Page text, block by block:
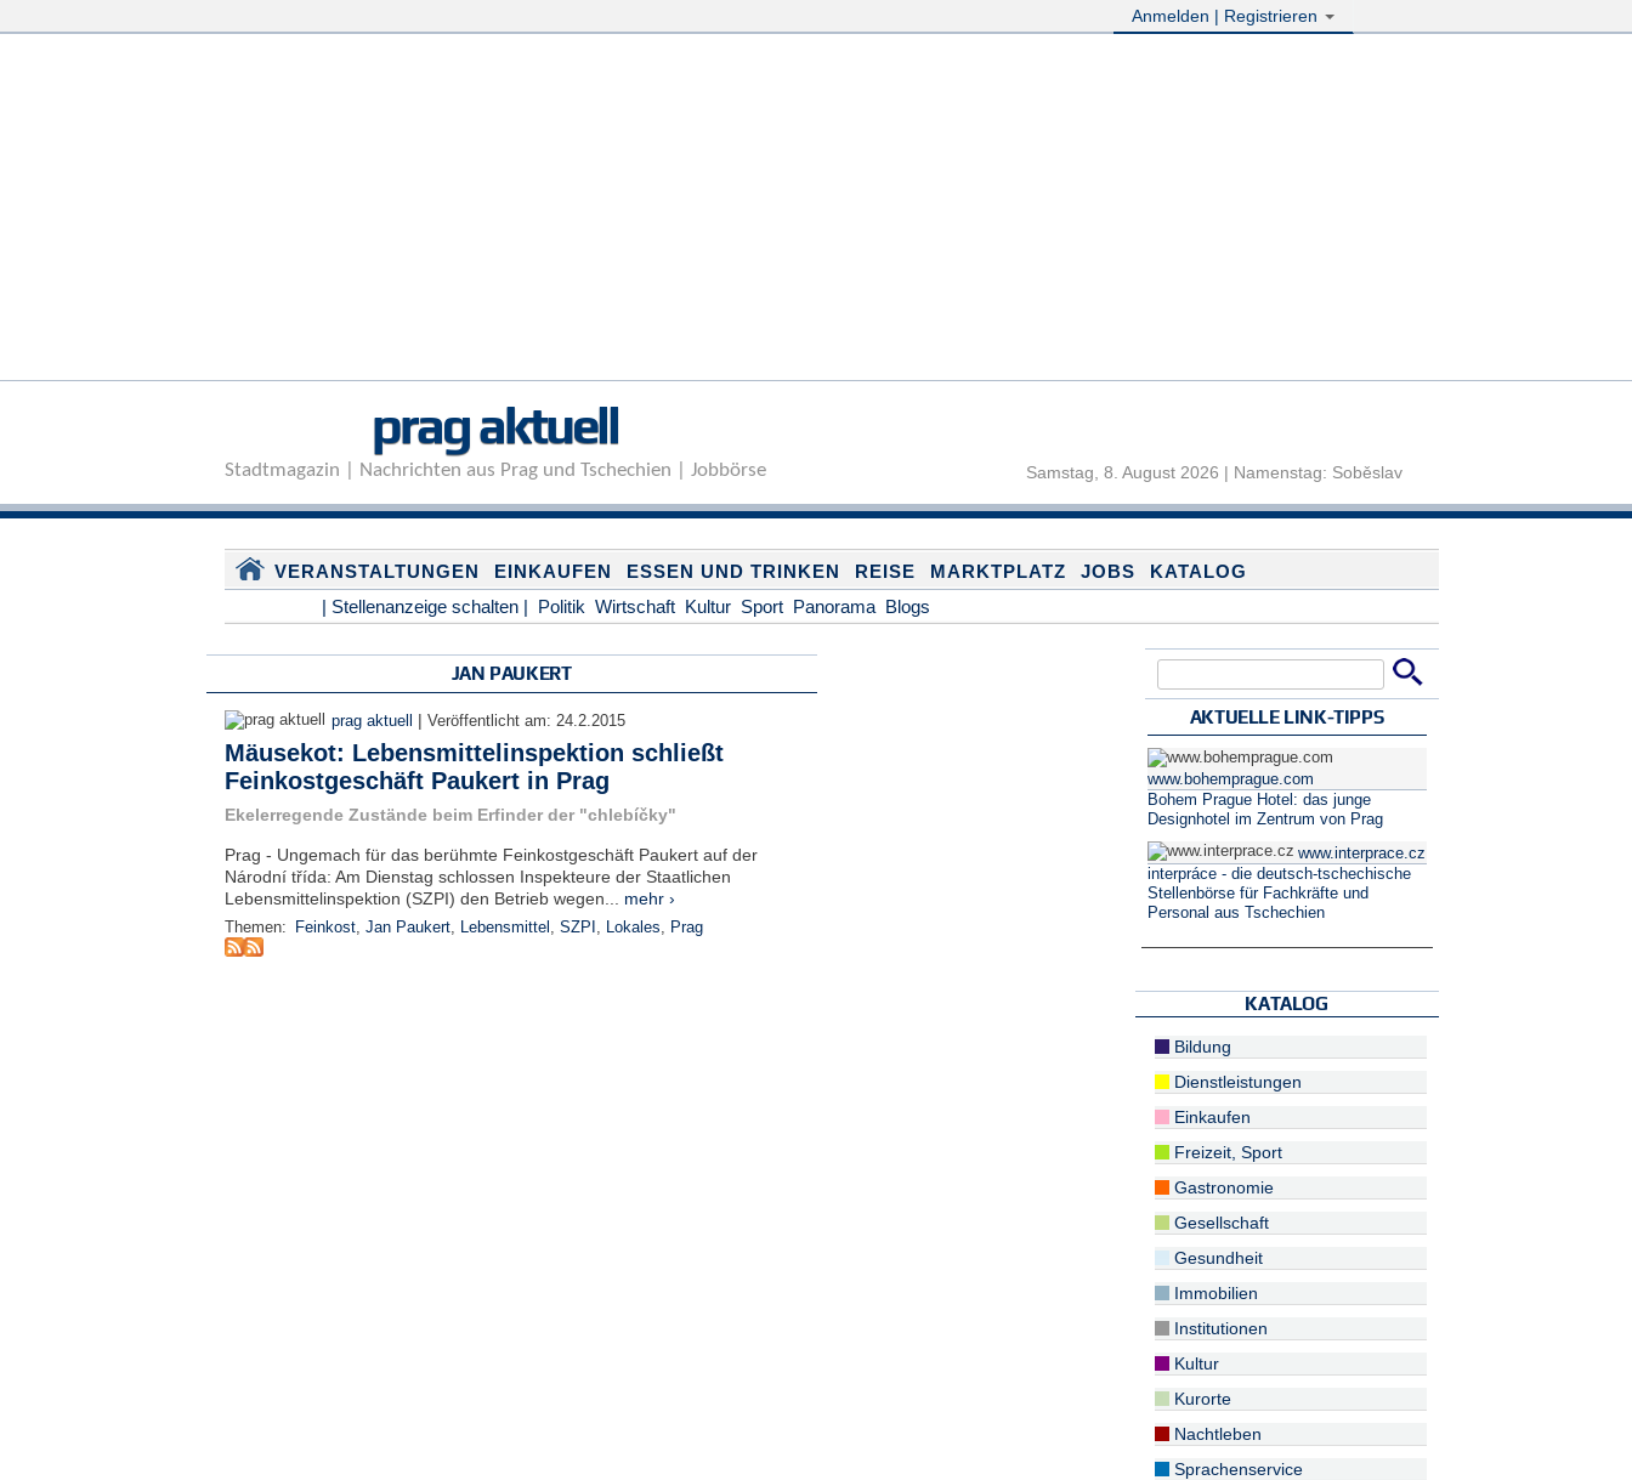
Anmelden | Registrieren
prag aktuell
Stadtmagazin | Nachrichten aus Prag und Tschechien | Jobbörse Samstag, 8. August 2026 | Namenstag: Soběslav
VERANSTALTUNGEN EINKAUFEN ESSEN UND TRINKEN REISE MARKTPLATZ JOBS
KATALOG
| Stellenanzeige schalten | Politik Wirtschaft Kultur Sport Panorama Blogs
JAN PAUKERT
prag aktuell | Veröffentlicht am: 24.2.2015
Mäusekot: Lebensmittelinspektion schließt
Feinkostgeschäft Paukert in Prag
Ekelerregende Zustände beim Erfinder der "chlebíčky"
Prag - Ungemach für das berühmte Feinkostgeschäft Paukert auf der
Národní třída: Am Dienstag schlossen Inspekteure der Staatlichen
Lebensmittelinspektion (SZPI) den Betrieb wegen... mehr ›
Themen: Feinkost, Jan Paukert, Lebensmittel , SZPI , Lokales, Prag
AKTUELLE LINK-TIPPS
www.bohemprague.com
Bohem Prague Hotel: das junge
Designhotel im Zentrum von Prag
www.interprace.cz
interpráce - die deutsch-tschechische
Stellenbörse für Fachkräfte und
Personal aus Tschechien
KATALOG
Bildung
Dienstleistungen
Einkaufen
Freizeit, Sport
Gastronomie
Gesellschaft
Gesundheit
Immobilien
Institutionen
Kultur
Kurorte
Nachtleben
Sprachenservice